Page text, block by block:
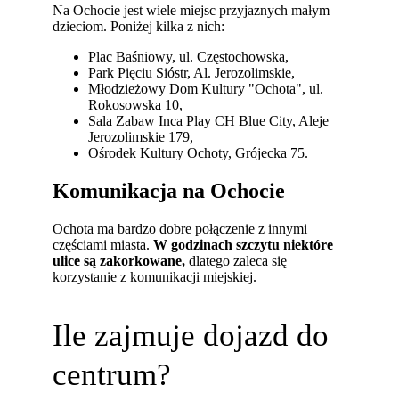
Na Ochocie jest wiele miejsc przyjaznych małym
dzieciom. Poniżej kilka z nich:
Plac Baśniowy, ul. Częstochowska,
Park Pięciu Sióstr, Al. Jerozolimskie,
Młodzieżowy Dom Kultury "Ochota", ul.
Rokosowska 10,
Sala Zabaw Inca Play CH Blue City, Aleje
Jerozolimskie 179,
Ośrodek Kultury Ochoty, Grójecka 75.
Komunikacja na Ochocie
Ochota ma bardzo dobre połączenie z innymi
częściami miasta. W godzinach szczytu niektóre
ulice są zakorkowane, dlatego zaleca się
korzystanie z komunikacji miejskiej.
Ile zajmuje dojazd do
centrum?